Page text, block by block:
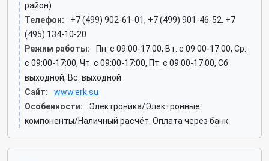
район)
Телефон:
+7 (499) 902-61-01, +7 (499) 901-46-52, +7
(495) 134-10-20
Режим работы:
Пн: c 09:00-17:00, Вт: c 09:00-17:00, Ср:
c 09:00-17:00, Чт: c 09:00-17:00, Пт: c 09:00-17:00, Сб:
выходной, Вс: выходной
Сайт:
www.erk.su
Особенности:
Электроника/Электронные
компоненты/Наличный расчёт. Оплата через банк